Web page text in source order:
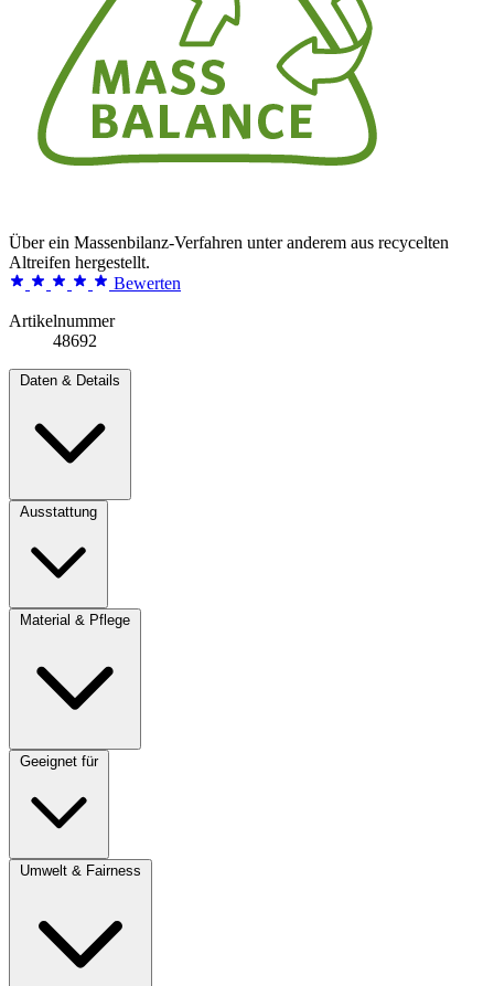
Über ein Massenbilanz-Verfahren unter anderem aus recycelten
Altreifen hergestellt.
Bewerten
Artikelnummer
48692
Daten & Details
Ausstattung
Material & Pflege
Geeignet für
Umwelt & Fairness